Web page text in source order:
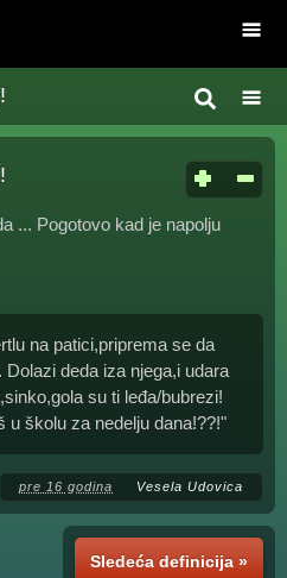
... Pogotovo kad je napolju
na patici,priprema se da
deda iza njega,i udara
su ti leđa/bubrezi!
u školu za nedelju dana!??!"
pre 16 godina Vesela Udovica
Sledeća definicija »